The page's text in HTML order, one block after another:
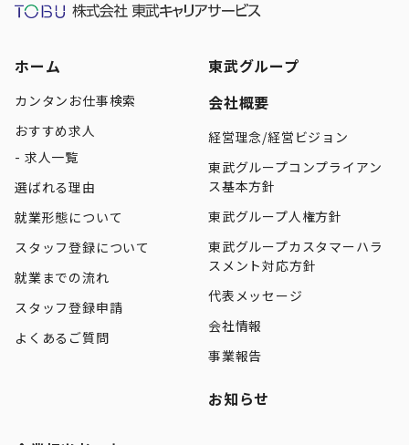
ホーム
カンタンお仕事検索
おすすめ求人
求人一覧
選ばれる理由
就業形態について
スタッフ登録について
就業までの流れ
スタッフ登録申請
よくあるご質問
東武グループ
会社概要
経営理念/経営ビジョン
東武グループコンプライアン
ス基本方針
東武グループ人権方針
東武グループカスタマーハラ
スメント対応方針
代表メッセージ
会社情報
事業報告
お知らせ